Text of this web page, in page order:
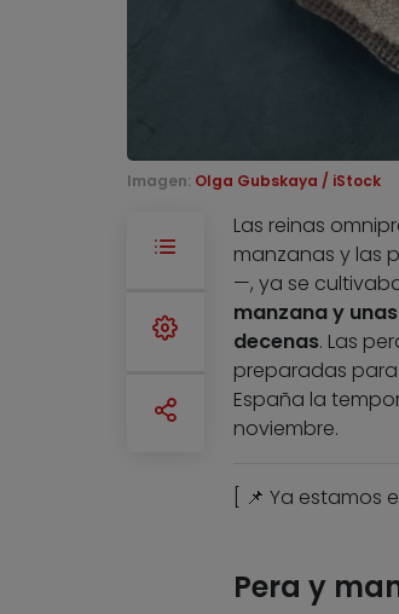
Imagen: Olga Gubskaya / iStock
Las reinas
manzanas y las
—, ya se
manzana y
decenas. Las
preparadas
España la
noviembre.
[ 📌 Ya estamos
Pera y